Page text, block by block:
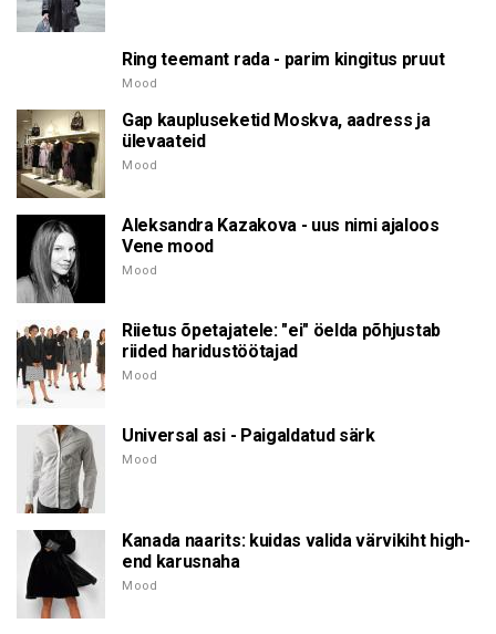
Ring teemant rada - parim kingitus pruut
Mood
Gap kaupluseketid Moskva, aadress ja
ülevaateid
Mood
Aleksandra Kazakova - uus nimi ajaloos
Vene mood
Mood
Riietus õpetajatele: "ei" öelda põhjustab
riided haridustöötajad
Mood
Universal asi - Paigaldatud särk
Mood
Kanada naarits: kuidas valida värvikiht high-
end karusnaha
Mood